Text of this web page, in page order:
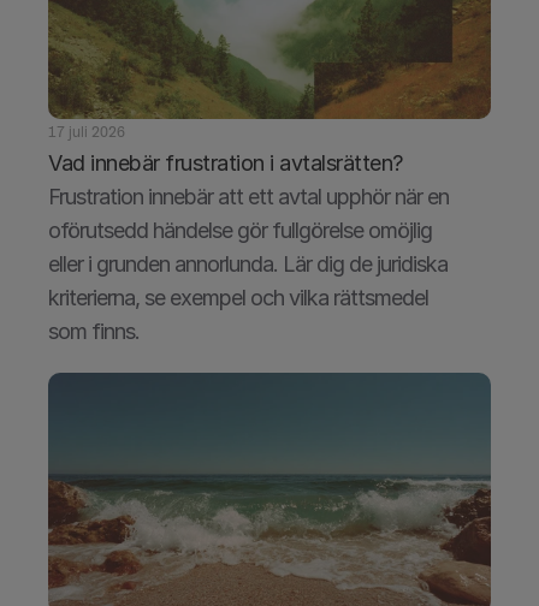
17 juli 2026
Vad innebär frustration i avtalsrätten?
Frustration innebär att ett avtal upphör när en
oförutsedd händelse gör fullgörelse omöjlig
eller i grunden annorlunda. Lär dig de juridiska
kriterierna, se exempel och vilka rättsmedel
som finns.